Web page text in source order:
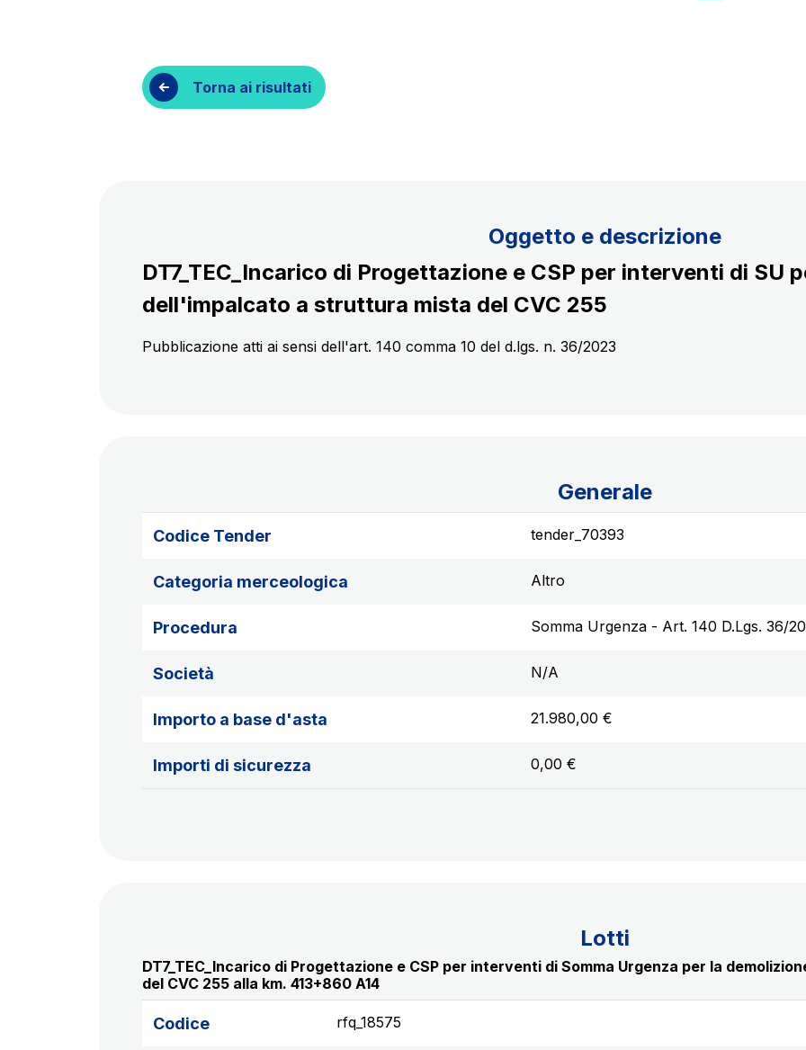
Torna ai risultati
Oggetto e descrizione
DT7_TEC_Incarico di Progettazione e CSP per interventi di SU
dell'impalcato a struttura mista del CVC 255
Pubblicazione atti ai sensi dell'art. 140 comma 10 del d.lgs. n. 36/2023
Generale
Codice Tender tender_70393
Categoria merceologica Altro
Procedura Somma Urgenza - Art. 140 D.Lgs. 36/
Società N/A
Importo a base d'asta 21.980,00 €
Importi di sicurezza 0,00 €
Lotti
DT7_TEC_Incarico di Progettazione e CSP per interventi di Somma Urgenza per la
del CVC 255 alla km. 413+860 A14
Codice rfq_18575